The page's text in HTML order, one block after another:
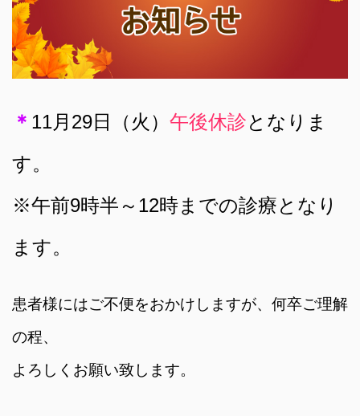
＊ 11月29日（火） 午後休診となりま
す。
※午前9時半～12時までの診療となり
ます。
患者様にはご不便をおかけしますが、何卒ご理解
の程、
よろしくお願い致します。